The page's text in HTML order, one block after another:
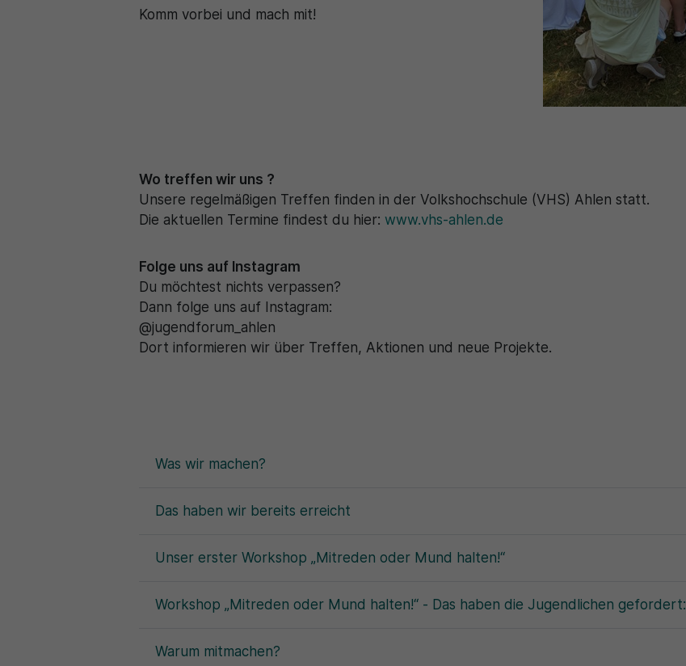
Komm vorbei und mach mit!
Wo treffen wir uns ?
Unsere regelmäßigen Treffen finden in der Volkshochschule (VHS) Ahlen statt.
Die aktuellen Termine findest du hier: www.vhs-ahlen.de
Folge uns auf Instagram
Du möchtest nichts verpassen?
Dann folge uns auf Instagram:
@jugendforum_ahlen
Dort informieren wir über Treffen, Aktionen und neue Projekte.
Was wir machen?
Das haben wir bereits erreicht
Unser erster Workshop „Mitreden oder Mund halten!“
Workshop „Mitreden oder Mund halten!“ - Das haben die Jugendlichen gefordert:
Warum mitmachen?